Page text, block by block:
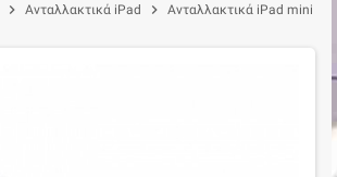
chevron_right Ανταλλακτικά iPad chevron_right Ανταλλακτικά iPad mini